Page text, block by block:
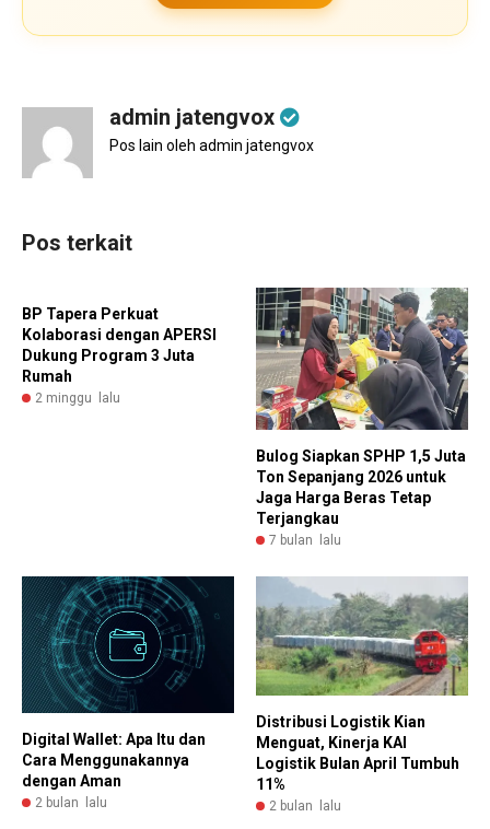
admin jatengvox
Pos lain oleh admin jatengvox
Pos terkait
BP Tapera Perkuat
Kolaborasi dengan APERSI
Dukung Program 3 Juta
Rumah
2 minggu lalu
Bulog Siapkan SPHP 1,5 Juta
Ton Sepanjang 2026 untuk
Jaga Harga Beras Tetap
Terjangkau
7 bulan lalu
Digital Wallet: Apa Itu dan
Cara Menggunakannya
dengan Aman
2 bulan lalu
Distribusi Logistik Kian
Menguat, Kinerja KAI
Logistik Bulan April Tumbuh
11%
2 bulan lalu